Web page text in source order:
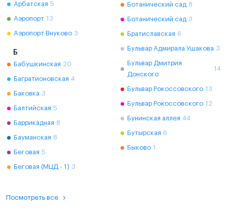
Арбатская 5
Аэропорт 13
Аэропорт Внуково 3
Б
Бабушкинская 20
Багратионовская 4
Баковка 3
Балтийская 5
Баррикадная 8
Бауманская 8
Беговая 5
Беговая (МЦД - 1) 3
Ботанический сад 8
Ботанический сад 3
Братиславская 6
Бульвар Адмирала Ушакова 3
Бульвар Дмитрия
Донского
14
Бульвар Рокоссовского 13
Бульвар Рокоссовского 12
Бунинская аллея 44
Бутырская 6
Быково 1
Посмотреть все